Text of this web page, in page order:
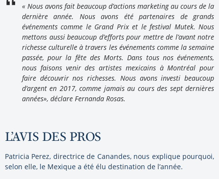
« Nous avons fait beaucoup d’actions marketing au cours de la
dernière année. Nous avons été partenaires de grands
événements comme le Grand Prix et le festival Mutek. Nous
mettons aussi beaucoup d’efforts pour mettre de l’avant notre
richesse culturelle à travers les événements comme la semaine
passée, pour la fête des Morts. Dans tous nos événements,
nous faisons venir des artistes mexicains à Montréal pour
faire découvrir nos richesses. Nous avons investi beaucoup
d’argent en 2017, comme jamais au cours des sept dernières
années», déclare Fernanda Rosas.
L’AVIS DES PROS
Patricia Perez, directrice de Canandes, nous explique pourquoi,
selon elle, le Mexique a été élu destination de l’année.